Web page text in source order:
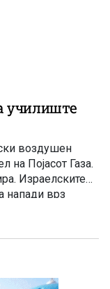
училиште
воздушен
на Појасот Газа.
Израелските
напади врз
во
се убиени,